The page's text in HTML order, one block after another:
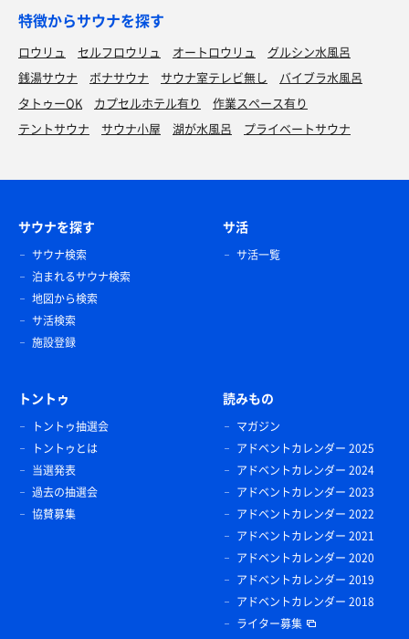
特徴からサウナを探す
ロウリュ セルフロウリュ オートロウリュ
グルシン水風呂
銭湯サウナ
ボナサウナ サウナ室テレビ無し
バイブラ水風呂
タトゥーOK
カプセルホテル有り
作業スペース有り
テントサウナ
サウナ小屋 湖が水風呂 プライベートサウナ
サウナを探す
サウナ検索
泊まれるサウナ検索
地図から検索
サ活検索
施設登録
サ活
サ活一覧
トントゥ
トントゥ抽選会
トントゥとは
当選発表
過去の抽選会
協賛募集
読みもの
マガジン
アドベントカレンダー 2025
アドベントカレンダー 2024
アドベントカレンダー 2023
アドベントカレンダー 2022
アドベントカレンダー 2021
アドベントカレンダー 2020
アドベントカレンダー 2019
アドベントカレンダー 2018
ライター募集